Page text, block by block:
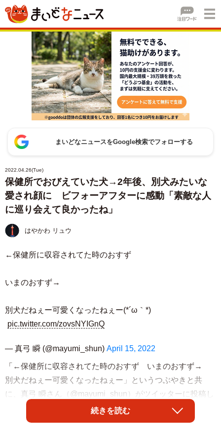
まいどなニュースをGoogle検索でフォローする
2022.04.26(Tue)
保健所でおびえていた犬→2年後、別犬みたいな
愛され顔に ビフォーアフターに感動「素敵な人
に巡り会えて良かったね」
はやかわ リュウ
←保健所に収容されてた時のおすず
いまのおすず→
別犬だねぇー可愛くなったねぇー(*´ω｀*)
pic.twitter.com/zovsNYIGnQ
— 真弓 瞬 (@mayumi_shun) April 15, 2022
「←保健所に収容されてた時のおすず いまのおすず→
別犬だねぇー可愛くなったねぇー」というつぶやきと共
に、真弓 瞬さん（@mayumi_shun）がツイッターに投稿し
た２枚の写真が話題です。その２枚とは、「おびえた瞳で
こちらを見る保健所に収容されていたときの犬」と、大事
続きを読む